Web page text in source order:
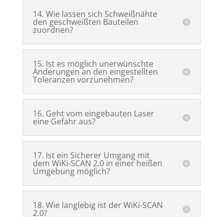
14. Wie lassen sich Schweißnähte
den geschweißten Bauteilen
zuordnen?
15. Ist es möglich unerwünschte
Änderungen an den eingestellten
Toleranzen vorzunehmen?
16. Geht vom eingebauten Laser
eine Gefahr aus?
17. Ist ein Sicherer Umgang mit
dem WiKi-SCAN 2.0 in einer heißen
Umgebung möglich?
18. Wie langlebig ist der WiKi-SCAN
2.0?